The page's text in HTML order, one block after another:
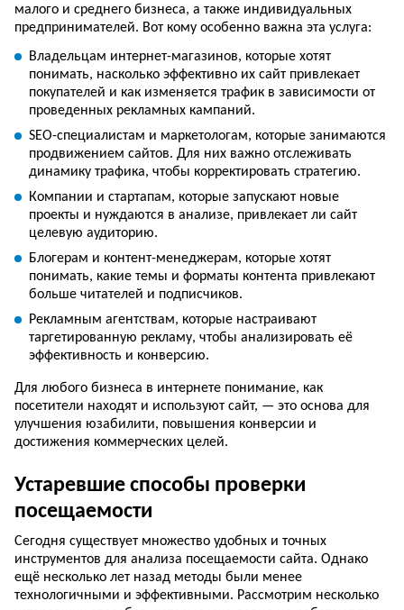
малого и среднего бизнеса, а также индивидуальных
предпринимателей. Вот кому особенно важна эта услуга:
Владельцам интернет-магазинов, которые хотят
понимать, насколько эффективно их сайт привлекает
покупателей и как изменяется трафик в зависимости от
проведенных рекламных кампаний.
SEO-специалистам и маркетологам, которые занимаются
продвижением сайтов. Для них важно отслеживать
динамику трафика, чтобы корректировать стратегию.
Компании и стартапам, которые запускают новые
проекты и нуждаются в анализе, привлекает ли сайт
целевую аудиторию.
Блогерам и контент-менеджерам, которые хотят
понимать, какие темы и форматы контента привлекают
больше читателей и подписчиков.
Рекламным агентствам, которые настраивают
таргетированную рекламу, чтобы анализировать её
эффективность и конверсию.
Для любого бизнеса в интернете понимание, как
посетители находят и используют сайт, — это основа для
улучшения юзабилити, повышения конверсии и
достижения коммерческих целей.
Устаревшие способы проверки
посещаемости
Сегодня существует множество удобных и точных
инструментов для анализа посещаемости сайта. Однако
ещё несколько лет назад методы были менее
технологичными и эффективными. Рассмотрим несколько